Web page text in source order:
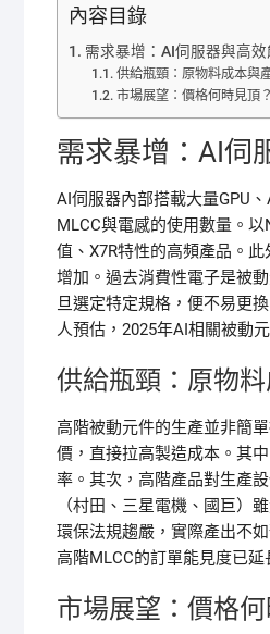
內容目錄
需求暴增：AI伺服器與高
供給瓶頸：原物料成本與
市場展望：價格何時見頂
需求暴增：AI伺
AI伺服器內部搭載大量GPU
MLCC與電感的使用數量。
值、X7R特性的高頻產品。
增加。過去消費性電子是被
旦選定特定規格，便不易更
人預估，2025年AI相關被動
供給瓶頸：原物
高階被動元件的生產並非簡
價，直接拉高製造成本。其
率。其次，高階產品對生產
（村田、三星電機、國巨）
環保法規趨嚴，實際產出不
高階MLCC的訂單能見度已
市場展望：價格